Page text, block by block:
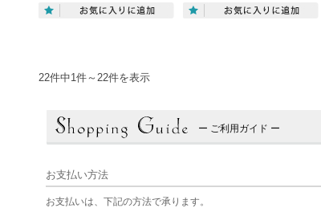
22件中1件～22件を表示
ー ご利用ガイド ー
お支払い方法
お支払いは、下記の方法で承ります。